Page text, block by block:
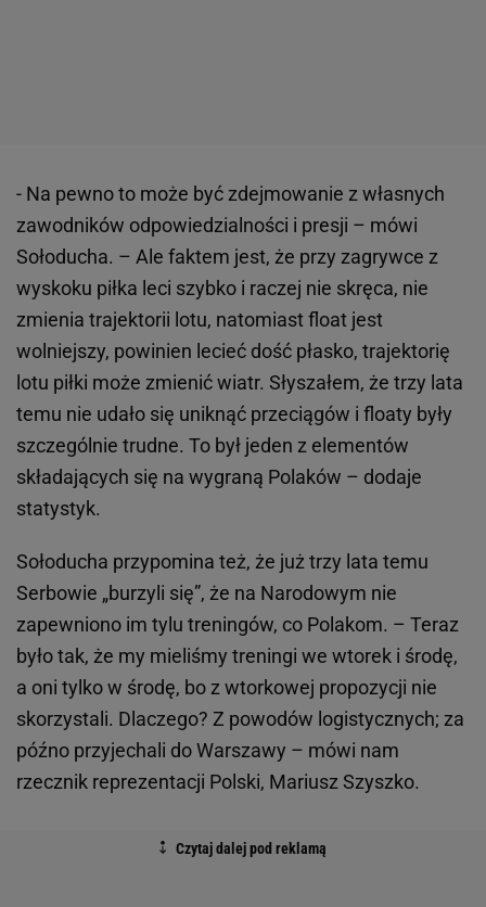
- Na pewno to może być zdejmowanie z własnych
zawodników odpowiedzialności i presji – mówi
Sołoducha. – Ale faktem jest, że przy zagrywce z
wyskoku piłka leci szybko i raczej nie skręca, nie
zmienia trajektorii lotu, natomiast float jest
wolniejszy, powinien lecieć dość płasko, trajektorię
lotu piłki może zmienić wiatr. Słyszałem, że trzy lata
temu nie udało się uniknąć przeciągów i floaty były
szczególnie trudne. To był jeden z elementów
składających się na wygraną Polaków – dodaje
statystyk.
Sołoducha przypomina też, że już trzy lata temu
Serbowie „burzyli się”, że na Narodowym nie
zapewniono im tylu treningów, co Polakom. – Teraz
było tak, że my mieliśmy treningi we wtorek i środę,
a oni tylko w środę, bo z wtorkowej propozycji nie
skorzystali. Dlaczego? Z powodów logistycznych; za
późno przyjechali do Warszawy – mówi nam
rzecznik reprezentacji Polski, Mariusz Szyszko.